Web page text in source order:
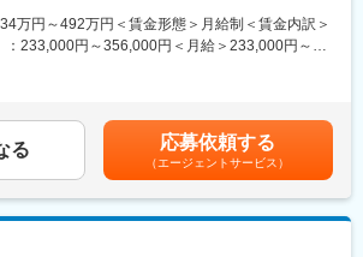
された防犯センサーが異常を検知した際や、火災
を受信した際に、コントロールセンターの指示で
や未然の防止が目的のため危険を冒すことはござ
：個人宅やATM、交通事故現場へ駆けつけての一
万円～492万円＜賃金形態＞月給制＜賃金内訳＞
：233,000円～356,000円＜月給＞233,000円～
る 応募依頼する
（エージェントサービス）